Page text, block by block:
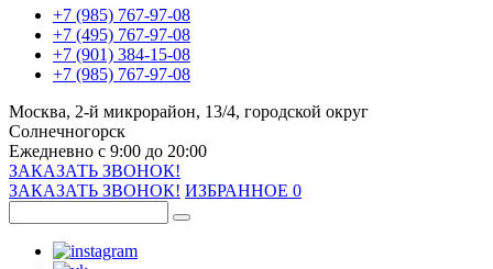
+7 (985) 767-97-08
+7 (495) 767-97-08
+7 (901) 384-15-08
+7 (985) 767-97-08
Москва, 2-й микрорайон, 13/4, городской округ
Солнечногорск
Ежедневно с 9:00 до 20:00
ЗАКАЗАТЬ ЗВОНОК!
ЗАКАЗАТЬ ЗВОНОК! ИЗБРАННОЕ 0